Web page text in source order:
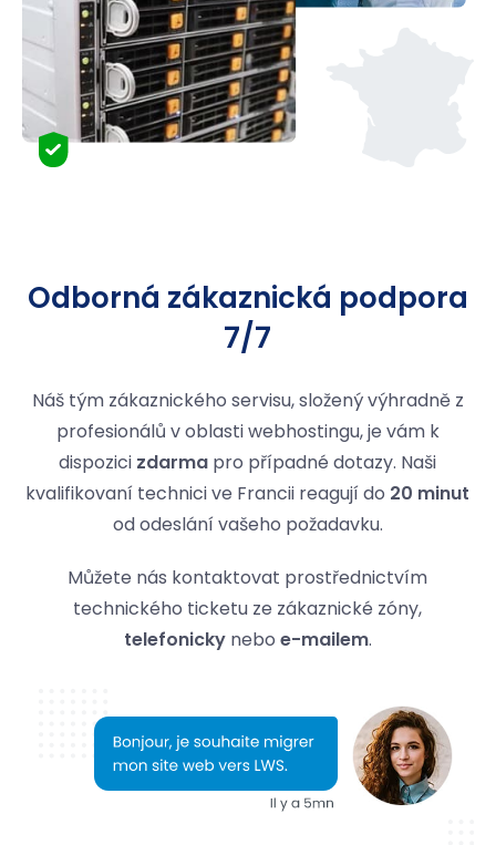
Odborná zákaznická podpora
7/7
Náš tým zákaznického servisu, složený výhradně z
profesionálů v oblasti webhostingu, je vám k
dispozici zdarma pro případné dotazy. Naši
kvalifikovaní technici ve Francii reagují do 20 minut
od odeslání vašeho požadavku.
Můžete nás kontaktovat prostřednictvím
technického ticketu ze zákaznické zóny,
telefonickynebo e-mailem.